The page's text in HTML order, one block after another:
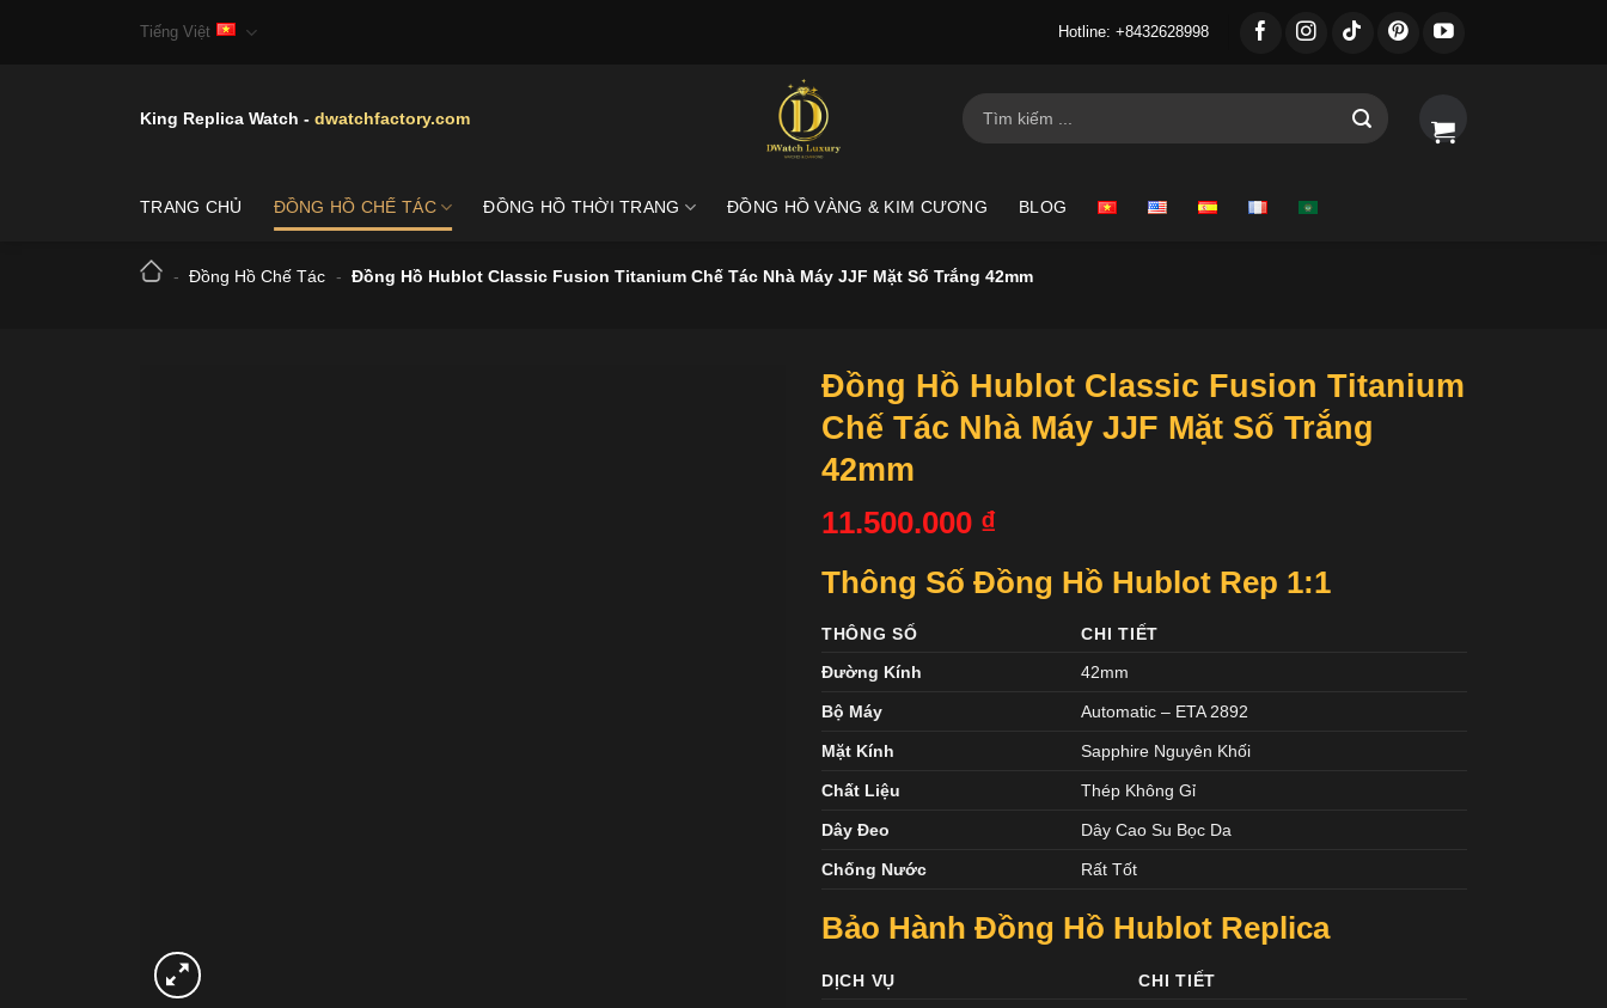
Tiếng Việt Hotline: +8432628998
King Replica Watch - dwatchfactory.com
Tìm
kiếm:
TRANG CHỦ ĐỒNG HỒ CHẾ TÁC ĐỒNG HỒ THỜI TRANG ĐỒNG HỒ VÀNG & KIM CƯƠNG BLOG
- Đồng Hồ Chế Tác - Đồng Hồ Hublot Classic Fusion Titanium Chế Tác Nhà Máy JJF Mặt Số Trắng 42mm
Đồng Hồ Hublot Classic Fusion Titanium
Chế Tác Nhà Máy JJF Mặt Số Trắng
42mm
11.500.000 ₫
Thông Số Đồng Hồ Hublot Rep 1:1
THÔNG SỐ
CHI TIẾT
Đường Kính
42mm
Bộ Máy Automatic – ETA 2892
Mặt Kính Sapphire Nguyên Khối
Chất Liệu Thép Không Gỉ
Dây Đeo Dây Cao Su Bọc Da
Chống Nước Rất Tốt
Bảo Hành Đồng Hồ Hublot Replica
DỊCH VỤ CHI TIẾT